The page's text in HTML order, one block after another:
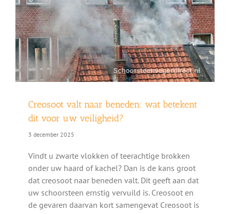
Creosoot valt naar beneden: wat betekent
dit voor uw veiligheid?
3 december 2025
Vindt u zwarte vlokken of teerachtige brokken
onder uw haard of kachel? Dan is de kans groot
dat creosoot naar beneden valt. Dit geeft aan dat
uw schoorsteen ernstig vervuild is. Creosoot en
de gevaren daarvan kort samengevat Creosoot is